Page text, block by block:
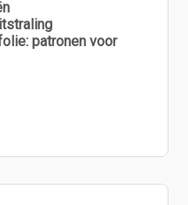
patronen voor